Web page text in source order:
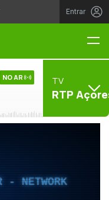
Entrar
NO AR TV
RTP
- NETWORK